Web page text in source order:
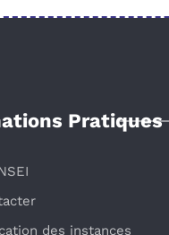
Pratiques
des instances